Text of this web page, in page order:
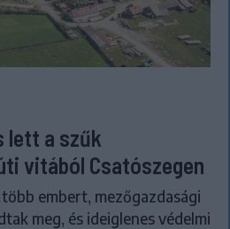
lett a szűk
vitából Csatószegen
embert, mezőgazdasági
meg, és ideiglenes védelmi